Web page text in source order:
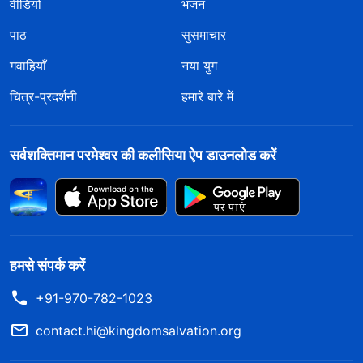
वीडियो
भजन
पाठ
सुसमाचार
गवाहियाँ
नया युग
चित्र-प्रदर्शनी
हमारे बारे में
सर्वशक्तिमान परमेश्वर की कलीसिया ऐप डाउनलोड करें
हमसे संपर्क करें
+91-970-782-1023
contact.hi@kingdomsalvation.org